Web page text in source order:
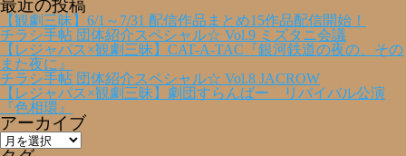
最近の投稿
【観劇三昧】6/1～7/31 配信作品まとめ15作品配信開始！
チラシ手帖 団体紹介スペシャル☆ Vol.9 ミズタニ会議
【レジャパス×観劇三昧】CAT-A-TAC『銀河鉄道の夜の、その
また夜に』
チラシ手帖 団体紹介スペシャル☆ Vol.8 JACROW
【レジャパス×観劇三昧】劇団すらんばー リバイバル公演
『色相環』
アーカイブ
ア
ー